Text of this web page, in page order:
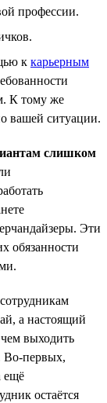
профессии.
к карьерным
К тому же
вашей ситуации.
слишком
Эти
обязанности
а настоящий
выходить
Во-первых,
ещё
остаётся